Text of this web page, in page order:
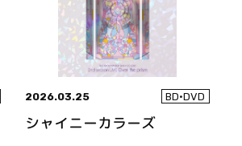
2026.03.25 BD•DVD
シャイニーカラーズ